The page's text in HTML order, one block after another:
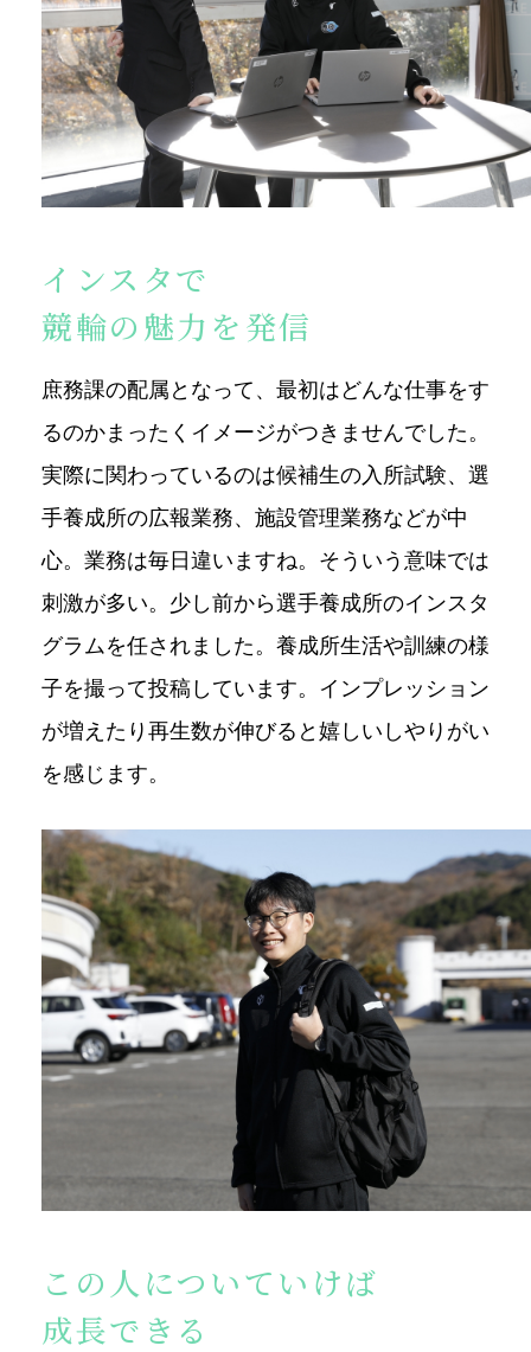
インスタで
競輪の魅力を発信
庶務課の配属となって、最初はどんな仕事をす
るのかまったくイメージがつきませんでした。
実際に関わっているのは候補生の入所試験、選
手養成所の広報業務、施設管理業務などが中
心。業務は毎日違いますね。そういう意味では
刺激が多い。少し前から選手養成所のインスタ
グラムを任されました。養成所生活や訓練の様
子を撮って投稿しています。インプレッション
が増えたり再生数が伸びると嬉しいしやりがい
を感じます。
この人についていけば
成長できる